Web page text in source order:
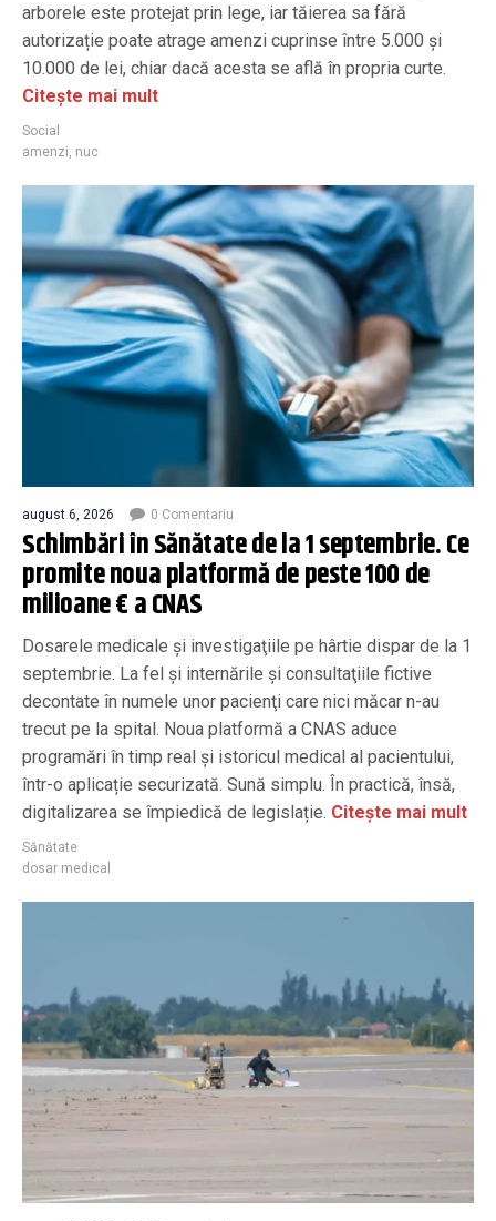
arborele este protejat prin lege, iar tăierea sa fără
autorizație poate atrage amenzi cuprinse între 5.000 și
10.000 de lei, chiar dacă acesta se află în propria curte.
Citește mai mult
Social
amenzi, nuc
august 6, 2026 0 Comentariu
Schimbări în Sănătate de la 1 septembrie. Ce
promite noua platformă de peste 100 de
milioane € a CNAS
Dosarele medicale şi investigaţiile pe hârtie dispar de la 1
septembrie. La fel şi internările şi consultaţiile fictive
decontate în numele unor pacienţi care nici măcar n-au
trecut pe la spital. Noua platformă a CNAS aduce
programări în timp real și istoricul medical al pacientului,
într-o aplicație securizată. Sună simplu. În practică, însă,
digitalizarea se împiedică de legislație. Citește mai mult
Sănătate
dosar medical